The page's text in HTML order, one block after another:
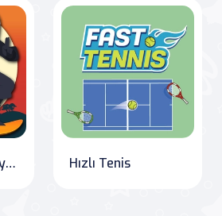
Lava ve Ninja Kaykay Hızlı Tenis